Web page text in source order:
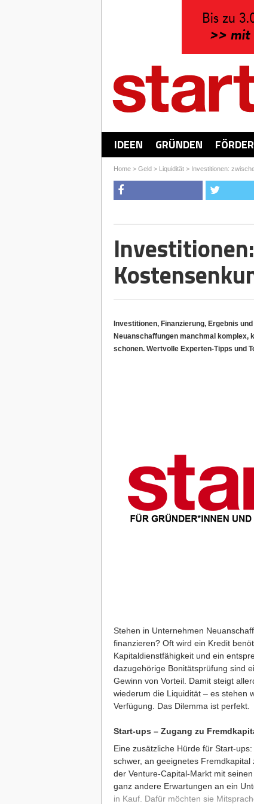
IDEEN GRÜNDEN
Home> Geld> Liquidität> Investitionen:
Investitionen, Finanzierung, Ergebnis
Neuanschaffungen manchmal komplex,
schonen. Wertvolle Experten-Tipps und
Stehen in Unternehmen
finanzieren? Oft wird ein Kredit
Kapitaldienstfähigkeit und ein
dazugehörige Bonitätsprüfung sind
Gewinn von Vorteil. Damit steigt
wiederum die Liquidität – es stehen
Verfügung. Das Dilemma ist perfekt.
Start-ups – Zugang zu
Eine zusätzliche Hürde für Start-
schwer, an geeignetes
der Venture-Capital-Markt mit
ganz andere Erwartungen an ein
in Kauf. Dafür möchten sie